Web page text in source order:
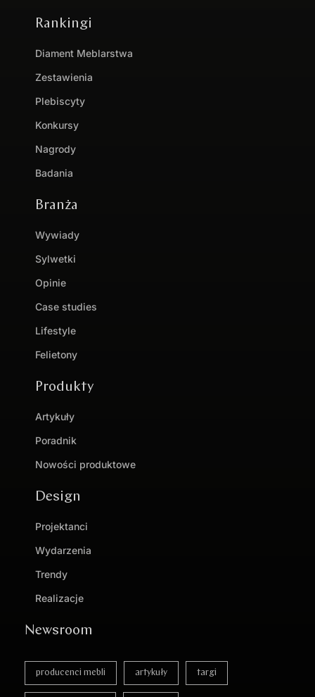
Rankingi
Diament Meblarstwa
Zestawienia
Plebiscyty
Konkursy
Nagrody
Badania
Branża
Wywiady
Sylwetki
Opinie
Case studies
Lifestyle
Felietony
Produkty
Artykuły
Poradnik
Nowości produktowe
Design
Projektanci
Wydarzenia
Trendy
Realizacje
Newsroom
producenci mebli artykuły targi